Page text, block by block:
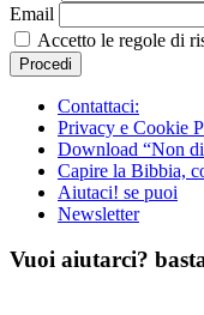
Email
Accetto le regole di
Contattaci:
Privacy e Cookie
Download “Non
Capire la Bibbia,
Aiutaci! se puoi
Newsletter
Vuoi aiutarci?